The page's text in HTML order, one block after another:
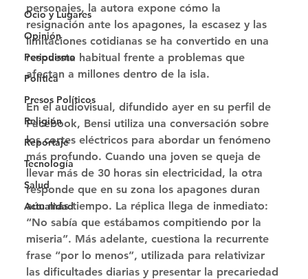
Ocio y Lugares
Opinión
Periodismo
Política
Presos Políticos
Religión
Reportaje
Tecnología
Salud
Actualidad
personajes, la autora expone cómo la
resignación ante los apagones, la escasez y las
limitaciones cotidianas se ha convertido en una
respuesta habitual frente a problemas que
afectan a millones dentro de la isla.
En el audiovisual, difundido ayer en su perfil de
Facebook, Bensi utiliza una conversación sobre
los cortes eléctricos para abordar un fenómeno
más profundo. Cuando una joven se queja de
llevar más de 30 horas sin electricidad, la otra
responde que en su zona los apagones duran
aún más tiempo. La réplica llega de inmediato:
“No sabía que estábamos compitiendo por la
miseria”. Más adelante, cuestiona la recurrente
frase “por lo menos”, utilizada para relativizar
las dificultades diarias y presentar la precariedad